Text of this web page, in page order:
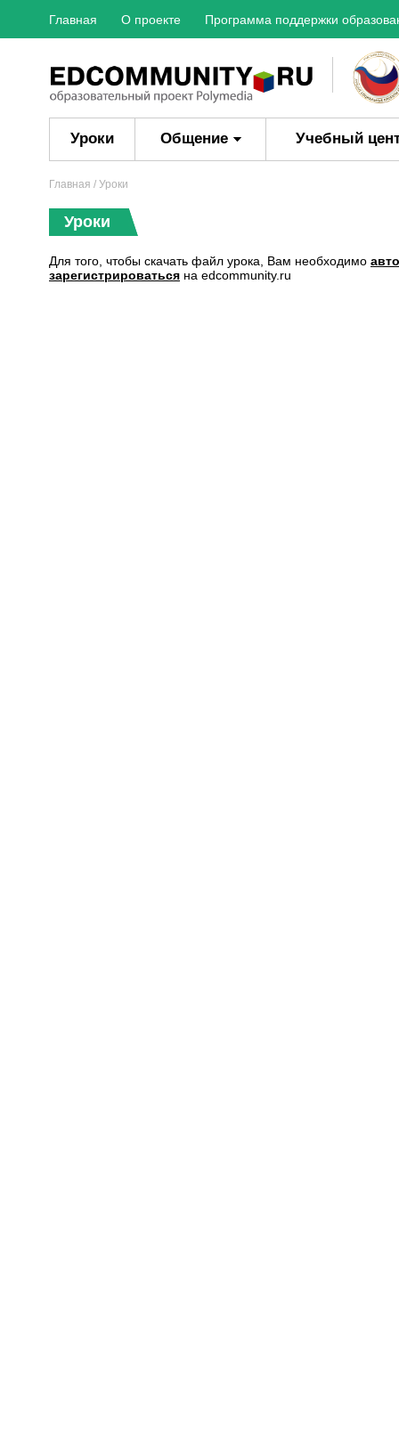
Главная О проекте Программа поддержки
Уроки Общение Учебный
Главная / Уроки
Уроки
Для того, чтобы скачать файл урока, Вам необходимо
зарегистрироваться на edcommunity.ru